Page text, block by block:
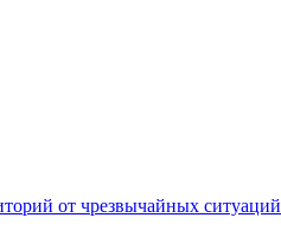
от чрезвычайных ситуаций